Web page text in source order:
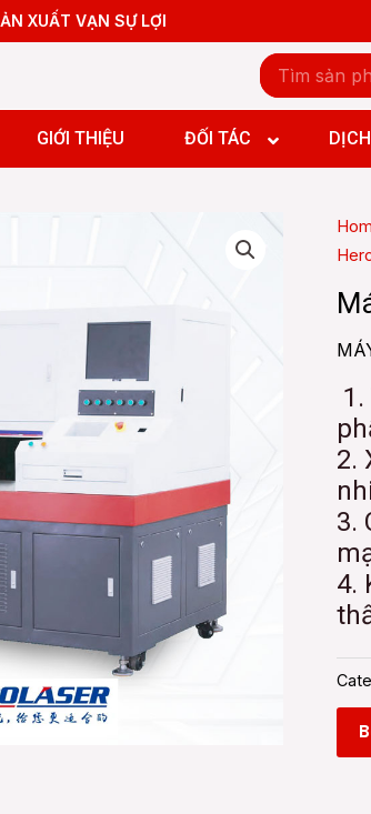
XUẤT VẠN SỰ LỢI
Search
for:
Máy tiện đứng CNC
Máy phay đứng CNC
Máy phay ngang CNC
Máy phay giường CNC
Máy Doa Boring and Milling machine
GIỚI THIỆU ĐỐI TÁC
Máy tiện ngang CNC
Máy phay đứng CNC
Máy Doa Boring and Milling
2.
3.
4.